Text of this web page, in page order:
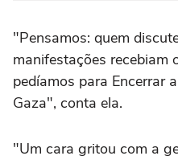
"Pensamos: quem
manifestações recebiam
pedíamos para Encerrar
Gaza", conta ela.
"Um cara gritou com a